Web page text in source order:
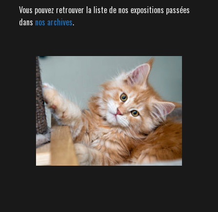
Vous pouvez retrouver la liste de nos expositions passées
dans nos archives.